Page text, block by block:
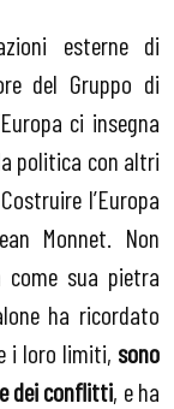
esterne di
del Gruppo di
ci insegna
politica con altri
l’Europa
Monnet. Non
come sua pietra
ha ricordato
i loro limiti, sono
dei conflitti, e ha